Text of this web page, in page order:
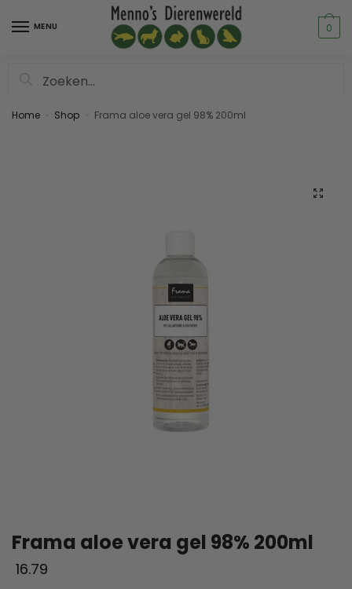
MENU 0
Home Shop Frama aloe vera gel 98% 200ml
Frama aloe vera gel 98% 200ml
16.79